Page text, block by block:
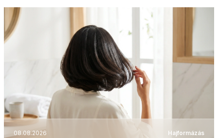
08.08.2026 Hajformázás